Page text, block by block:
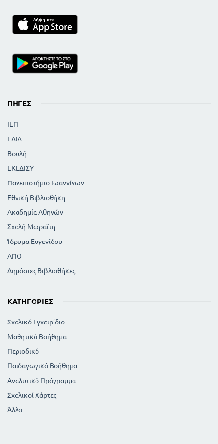
ΠΗΓΈΣ
ΙΕΠ
ΕΛΙΑ
Βουλή
ΕΚΕΔΙΣΥ
Πανεπιστήμιο Ιωαννίνων
Εθνική Βιβλιοθήκη
Ακαδημία Αθηνών
Σχολή Μωραϊτη
Ίδρυμα Ευγενίδου
ΑΠΘ
Δημόσιες Βιβλιοθήκες
ΚΑΤΗΓΟΡΊΕΣ
Σχολικό Εγχειρίδιο
Μαθητικό Βοήθημα
Περιοδικό
Παιδαγωγικό Βοήθημα
Αναλυτικό Πρόγραμμα
Σχολικοί Χάρτες
Άλλο